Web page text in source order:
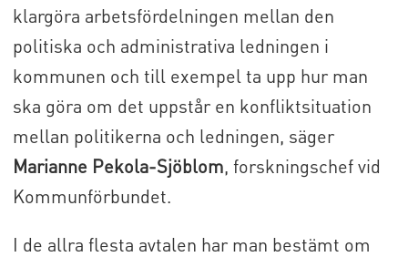
klargöra arbetsfördelningen mellan den
politiska och administrativa ledningen i
kommunen och till exempel ta upp hur man
ska göra om det uppstår en konfliktsituation
mellan politikerna och ledningen, säger
Marianne Pekola-Sjöblom, forskningschef vid
Kommunförbundet.
I de allra flesta avtalen har man bestämt om